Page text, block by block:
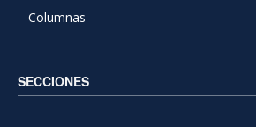
Columnas
SECCIONES